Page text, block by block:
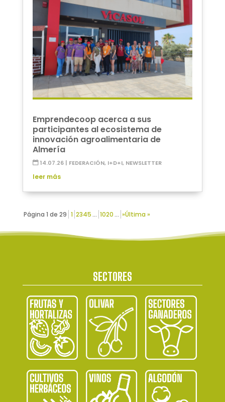
Emprendecoop acerca a sus
participantes al ecosistema de
innovación agroalimentaria de
Almería
14.07.26| FEDERACIÓN, I+D+I, NEWSLETTER
leer más
Página 1 de 29 1 2345... 1020... »Última »
SECTORES